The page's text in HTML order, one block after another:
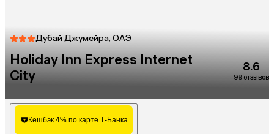
Дубай Джумейра, ОАЭ
Holiday Inn Express Internet
City
8.6
99 отзывов
Кешбэк 4% по карте Т-Банка